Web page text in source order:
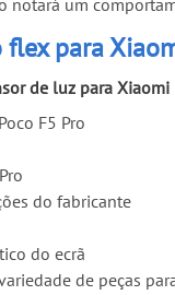
notará um
para
de luz para Xiaomi
F5 Pro
do fabricante
do ecrã
de peças